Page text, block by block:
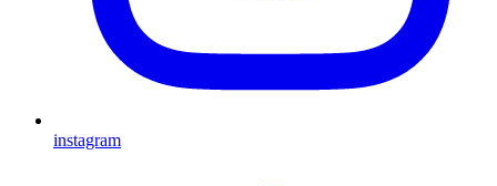
instagram